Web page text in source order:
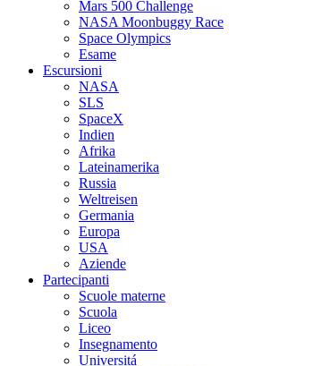
Mars 500 Challenge
NASA Moonbuggy Race
Space Olympics
Esame
Escursioni
NASA
SLS
SpaceX
Indien
Afrika
Lateinamerika
Russia
Weltreisen
Germania
Europa
USA
Aziende
Partecipanti
Scuole materne
Scuola
Liceo
Insegnamento
Universitá